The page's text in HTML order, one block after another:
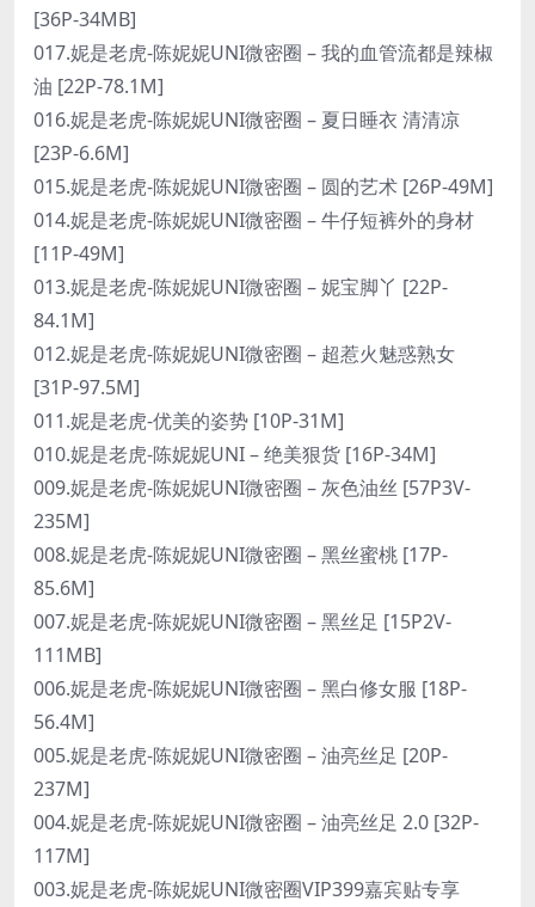
[36P-34MB]
017.妮是老虎-陈妮妮UNI微密圈 – 我的血管流都是辣椒
油 [22P-78.1M]
016.妮是老虎-陈妮妮UNI微密圈 – 夏日睡衣 清清凉
[23P-6.6M]
015.妮是老虎-陈妮妮UNI微密圈 – 圆的艺术 [26P-49M]
014.妮是老虎-陈妮妮UNI微密圈 – 牛仔短裤外的身材
[11P-49M]
013.妮是老虎-陈妮妮UNI微密圈 – 妮宝脚丫 [22P-
84.1M]
012.妮是老虎-陈妮妮UNI微密圈 – 超惹火魅惑熟女
[31P-97.5M]
011.妮是老虎-优美的姿势 [10P-31M]
010.妮是老虎-陈妮妮UNI – 绝美狠货 [16P-34M]
009.妮是老虎-陈妮妮UNI微密圈 – 灰色油丝 [57P3V-
235M]
008.妮是老虎-陈妮妮UNI微密圈 – 黑丝蜜桃 [17P-
85.6M]
007.妮是老虎-陈妮妮UNI微密圈 – 黑丝足 [15P2V-
111MB]
006.妮是老虎-陈妮妮UNI微密圈 – 黑白修女服 [18P-
56.4M]
005.妮是老虎-陈妮妮UNI微密圈 – 油亮丝足 [20P-
237M]
004.妮是老虎-陈妮妮UNI微密圈 – 油亮丝足 2.0 [32P-
117M]
003.妮是老虎-陈妮妮UNI微密圈VIP399嘉宾贴专享